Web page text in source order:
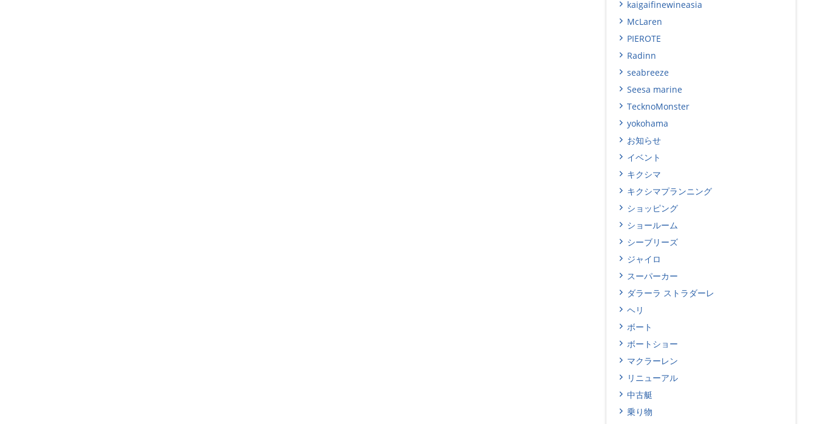
kaigaifinewineasia
McLaren
PIEROTE
Radinn
seabreeze
Seesa marine
TecknoMonster
yokohama
お知らせ
イベント
キクシマ
キクシマプランニング
ショッピング
ショールーム
シーブリーズ
ジャイロ
スーパーカー
ダラーラ ストラダーレ
ヘリ
ボート
ボートショー
マクラーレン
リニューアル
中古艇
乗り物